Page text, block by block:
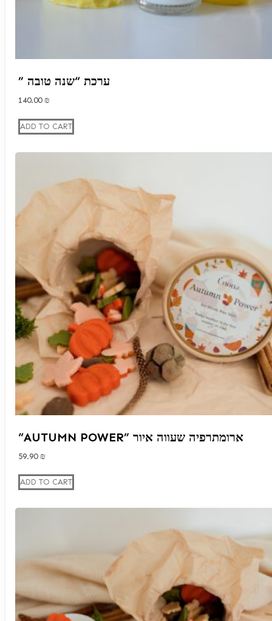
140.00 ₪
ADD TO CART
“AUTUMN POWER” ארומתרפיה שעווה איור
59.90 ₪
ADD TO CART